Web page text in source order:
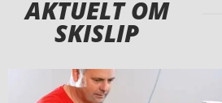
AKTUELT OM
SKISLIP